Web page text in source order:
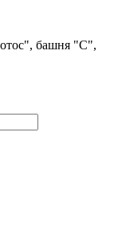
башня "С",